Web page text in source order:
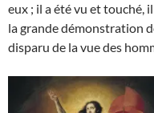
eux ; il a été vu et touché,
la grande démonstration
disparu de la vue des